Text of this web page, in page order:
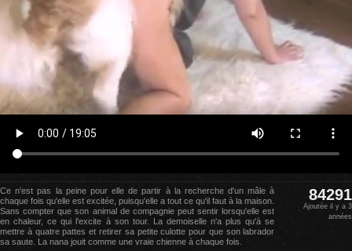
Ce n'est pas la peine pour elle de partir à la recherche d'un mâle à
chaque fois qu'elle est excitée, puisqu'elle a tout ce qu'il faut à la maison.
Sans compter que son animal de compagnie peut sentir lorsqu'elle est
en chaleur, ce qui l'excite à son tour. La demoiselle n'a plus qu'à se
mettre à quatre pattes et retirer sa petite culotte pour que son labrador
sa saute. La nana jouit comme une vraie chienne à chaque fois.
84291
Ajoutée il y a 3
années